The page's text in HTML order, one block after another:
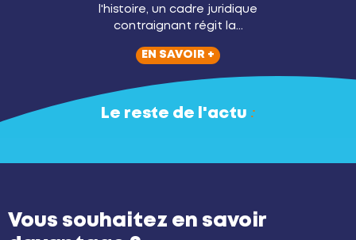
l'histoire, un cadre juridique
contraignant régit la...
EN SAVOIR +
Le reste de l'actu
Vous souhaitez en savoir